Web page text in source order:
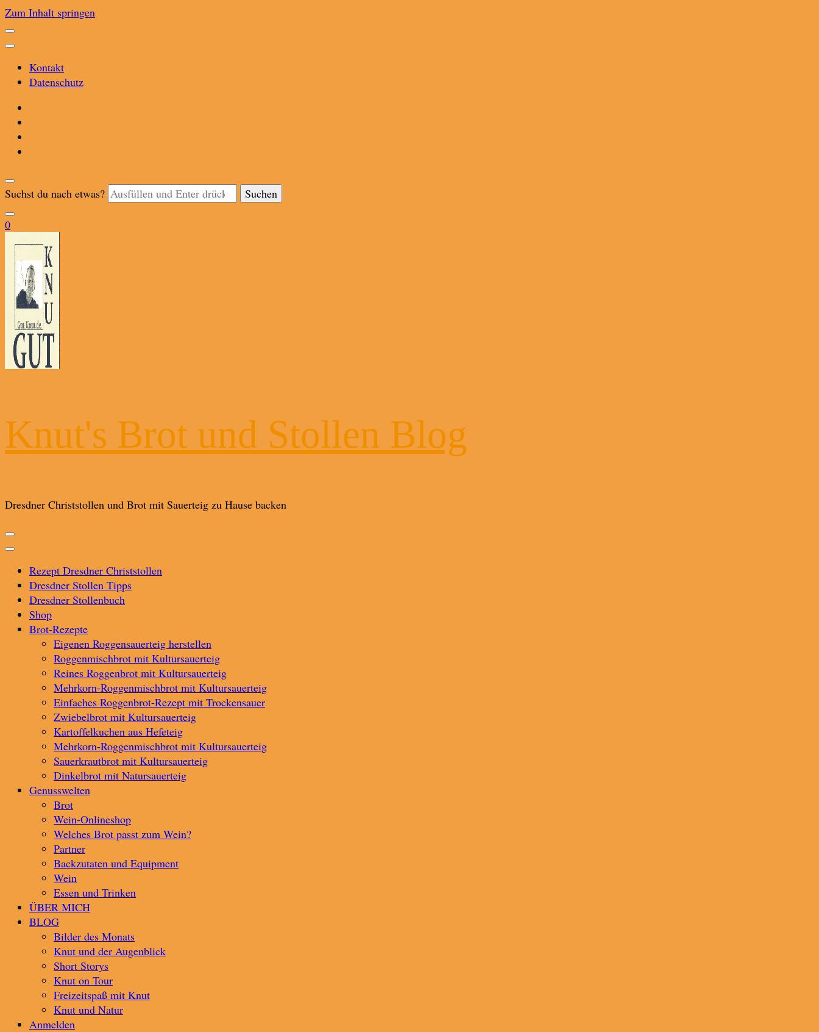
Zum Inhalt springen
Kontakt
Datenschutz
Suchst du nach etwas?
0
Knut's Brot und Stollen Blog
Dresdner Christstollen und Brot mit Sauerteig zu Hause backen
Rezept Dresdner Christstollen
Dresdner Stollen Tipps
Dresdner Stollenbuch
Shop
Brot-Rezepte
Eigenen Roggensauerteig herstellen
Roggenmischbrot mit Kultursauerteig
Reines Roggenbrot mit Kultursauerteig
Mehrkorn-Roggenmischbrot mit Kultursauerteig
Einfaches Roggenbrot-Rezept mit Trockensauer
Zwiebelbrot mit Kultursauerteig
Kartoffelkuchen aus Hefeteig
Mehrkorn-Roggenmischbrot mit Kultursauerteig
Sauerkrautbrot mit Kultursauerteig
Dinkelbrot mit Natursauerteig
Genusswelten
Brot
Wein-Onlineshop
Welches Brot passt zum Wein?
Partner
Backzutaten und Equipment
Wein
Essen und Trinken
ÜBER MICH
BLOG
Bilder des Monats
Knut und der Augenblick
Short Storys
Knut on Tour
Freizeitspaß mit Knut
Knut und Natur
Anmelden